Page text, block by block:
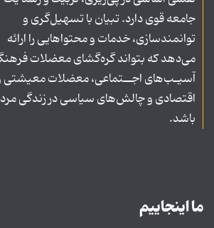
جامعه قوی دارد. تبیان با تسهیل‌گری و
توانمندسازی، خدمات و محتواهایی را ارائه
می‌دهد که بتواند گره‌گشای معضلات
آسیـب‌های اجــتماعی، معضلات معیشتی
اقتصادی و چالش‌های سیاسی در زندگی
باشد.
ما اینجاییم